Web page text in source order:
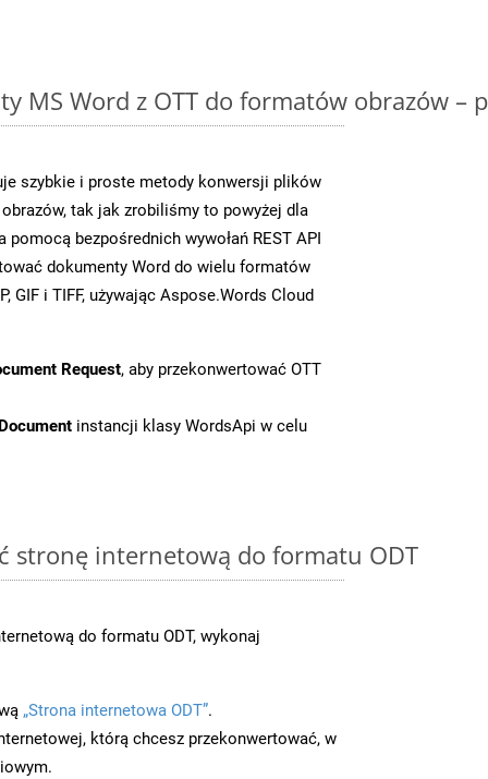
MS Word z OTT do formatów obrazów –
szybkie i proste metody konwersji plików
tak jak zrobiliśmy to powyżej dla
pomocą bezpośrednich wywołań REST API
dokumenty Word do wielu formatów
GIF i TIFF, używając Aspose.Words Cloud
Request, aby przekonwertować OTT
instancji klasy WordsApi w celu
stronę internetową do formatu ODT
do formatu ODT, wykonaj
„Strona internetowa ODT”.
którą chcesz przekonwertować, w